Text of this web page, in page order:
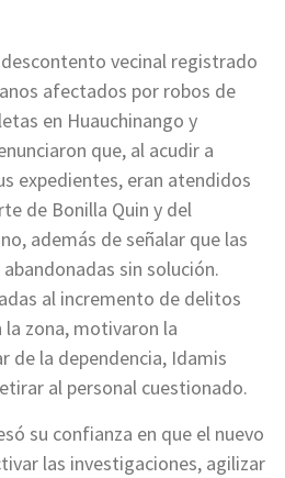
vecinal registrado
afectados por robos de
en Huauchinango y
que, al acudir a
expedientes, eran atendidos
de Bonilla Quin y del
además de señalar que las
sin solución.
al incremento de delitos
zona, motivaron la
de la dependencia, Idamis
al personal cuestionado.
su confianza en que el nuevo
las investigaciones, agilizar